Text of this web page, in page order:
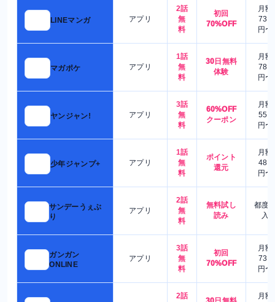
LINEマンガ アプリ
2話
無
料
初回
70%OFF
月額
730
円〜
マガポケ アプリ
1話
無
料
30日無料
体験
月額
780
円〜
ヤンジャン! アプリ
3話
無
料
60%OFF
クーポン
月額
550
円〜
少年ジャンプ+ アプリ
1話
無
料
ポイント
還元
月額
480
円〜
サンデーうぇぶ
り
アプリ
2話
無
料
無料試し
読み
都度
入
ガンガン
ONLINE
アプリ
3話
無
料
初回
70%OFF
月額
730
円〜
2話
月額